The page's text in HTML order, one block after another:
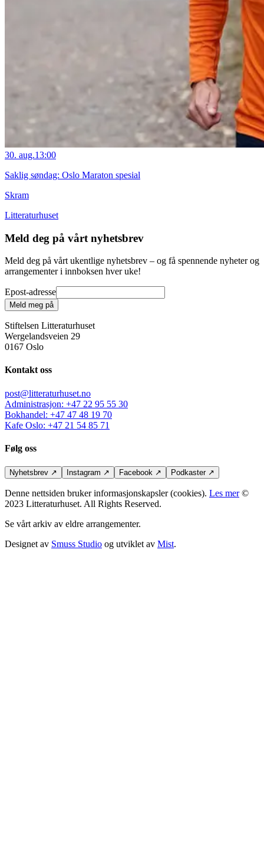
30. aug.13:00
Saklig søndag: Oslo Maraton spesial
Skram
Litteraturhuset
Meld deg på vårt nyhetsbrev
Meld deg på vårt ukentlige nyhetsbrev – og få spennende nyheter og
arrangementer i innboksen hver uke!
Epost-adresse
Meld meg på
Stiftelsen Litteraturhuset
Wergelandsveien 29
0167 Oslo
Kontakt oss
post@litteraturhuset.no
Administrasjon: +47 22 95 55 30
Bokhandel: +47 47 48 19 70
Kafe Oslo: +47 21 54 85 71
Følg oss
Nyhetsbrev ↗ Instagram ↗ Facebook ↗ Podkaster↗
Denne nettsiden bruker informasjonskapsler (cookies). Les mer©
2023 Litteraturhuset. All Rights Reserved.
Se vårt arkiv av eldre arrangementer.
Designet av Smuss Studio og utviklet av Mist.